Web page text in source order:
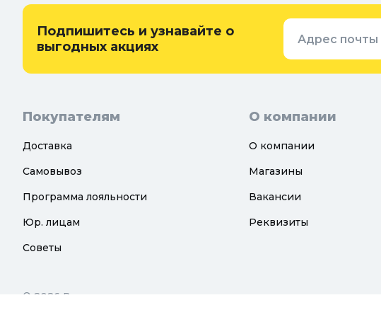
Подпишитесь и узнавайте о
выгодных акциях
Адрес почты
Покупателям
Доставка
Самовывоз
Программа лояльности
Юр. лицам
Советы
О компании
О компании
Магазины
Вакансии
Реквизиты
© 2026 Все права защищены